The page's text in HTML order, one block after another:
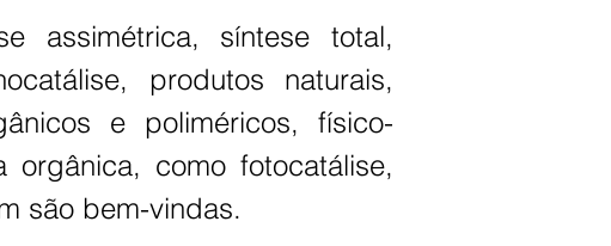
assimétrica, síntese total,
produtos naturais,
e poliméricos, físico-
como fotocatálise,
são bem-vindas.